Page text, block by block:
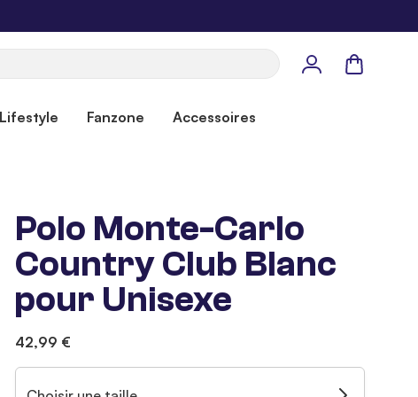
Panier
Lifestyle Fanzone Accessoires
Polo Monte-Carlo
Country Club Blanc
pour Unisexe
42,99 €